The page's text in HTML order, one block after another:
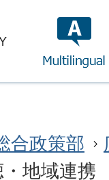
合政策部
地域連携